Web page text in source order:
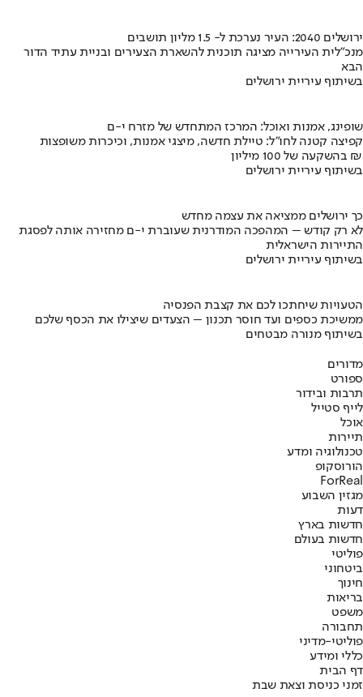
ירושלים 2040: העיר נערכת ל- 1.5 מליון תושבים
מנכ"לית העירייה מציגה תוכנית להשארת הצעירים ובניית עתיד הדור
הבא
בשיתוף עיריית ירושלים
שופינג, אמנות ואוכל: המרכז המתחדש של מזרח י-ם
קפיצה קטנה לחו"ל: טיילת חדשה, מיצגי אמנות, וכיכרות משופצות
בהשקעה של 100 מיליון ₪
בשיתוף עיריית ירושלים
כך ירושלים ממציאה את עצמה מחדש
לא רק קודש – המהפכה המודרנית שעוברת י-ם מחזירה אותה לפסגת
התיירות הישראלית
בשיתוף עיריית ירושלים
הטעויות שיחתכו לכם את קצבת הפנסיה
ממשיכת כספים ועד חוסר תכנון – הצעדים שיצילו את הכסף שלכם
בשיתוף מנורה מבטחים
מדורים
ספורט
תרבות ובידור
לייף סטייל
אוכל
תיירות
טכנולוגיה ומדע
הורוסקופ
ForReal
מגזין השבוע
דעות
חדשות בארץ
חדשות בעולם
פוליטי
ביטחוני
חינוך
בריאות
משפט
תחבורה
פוליטי-מדיני
כללי ומידע
דף הבית
זמני כניסת וצאת שבת